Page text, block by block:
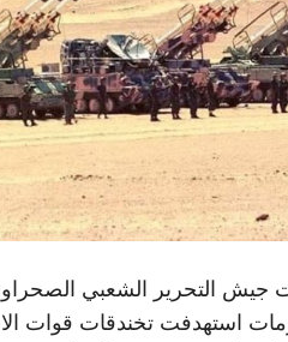
جيش التحرير الشعبي
استهدفت تخندقات قوات